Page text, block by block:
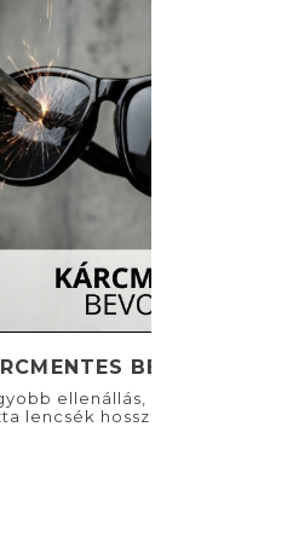
BEVONAT
ellenállás, kevesebb karc.
lencsék hosszú távra.